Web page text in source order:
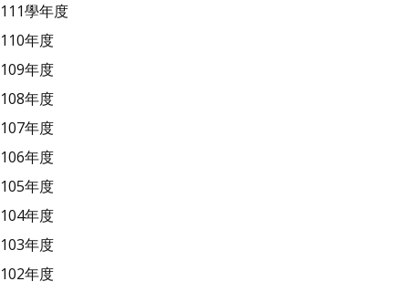
111學年度
110年度
109年度
108年度
107年度
106年度
105年度
104年度
103年度
102年度